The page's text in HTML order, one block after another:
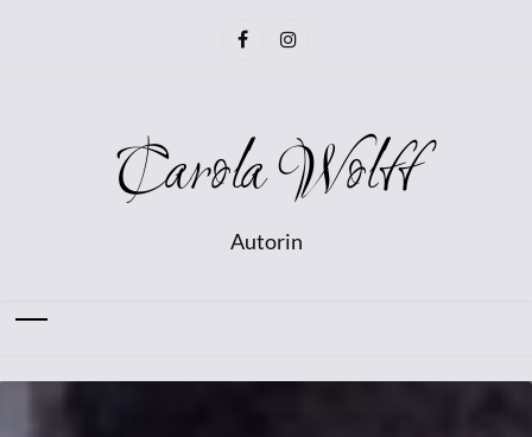
Carola Wolff
Autorin